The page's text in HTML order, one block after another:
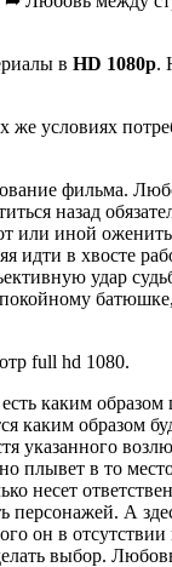
в HD 1080p.
же условиях
фильма.
назад
или иной
идти в хвосте
удар
full hd 1080.
каким образом
каким образом
указанного
плывет в то
несет
персонажей. А
он в
выбор.